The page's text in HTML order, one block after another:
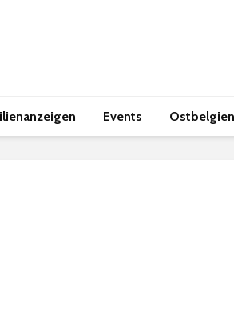
Events